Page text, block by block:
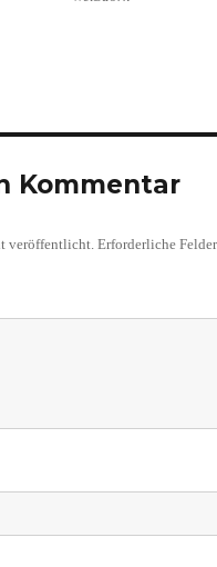
Kommentar
veröffentlicht. Erforderliche